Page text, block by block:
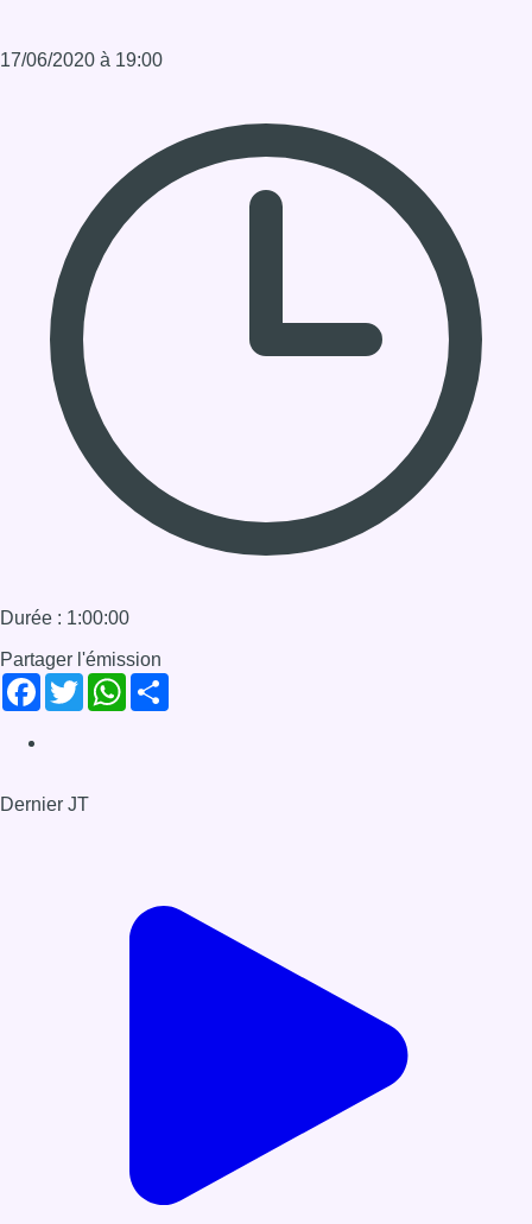
17/06/2020 à 19:00
Durée : 1:00:00
Partager l'émission
Facebook
TwitterWhatsApp
Dernier JT